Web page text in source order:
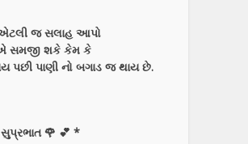
જ સલાહ આપો
સમજી શકે કેમ કે
પછી પાણી નો બગાડ જ થાય છે.
🌹 💕 *